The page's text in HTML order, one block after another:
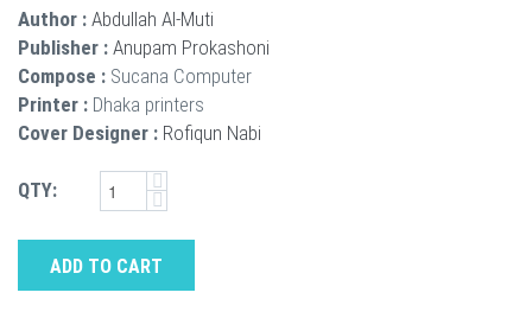
Author : Abdullah Al-Muti
Publisher : Anupam Prokashoni
Compose : Sucana Computer
Printer : Dhaka printers
Cover Designer : Rofiqun Nabi
QTY:
ADD TO CART